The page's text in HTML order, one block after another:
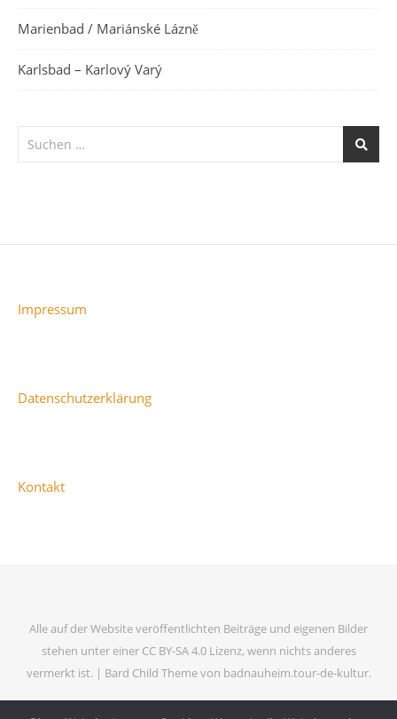
Marienbad / Mariánské Lázně
Karlsbad – Karlový Varý
Impressum
Datenschutzerklärung
Kontakt
Alle auf der Website veröffentlichten Beiträge und eigenen Bilder
stehen unter einer CC BY-SA 4.0 Lizenz, wenn nichts anderes
vermerkt ist. | Bard Child Theme von badnauheim.tour-de-kultur.